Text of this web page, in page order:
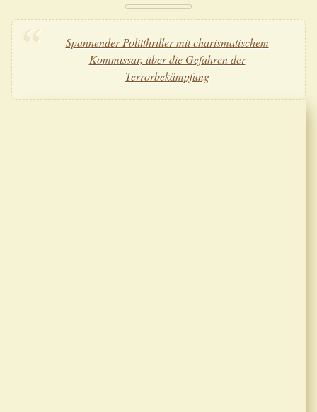
Spannender Politthriller mit charismatischem
Kommissar, über die Gefahren der
Terrorbekämpfung